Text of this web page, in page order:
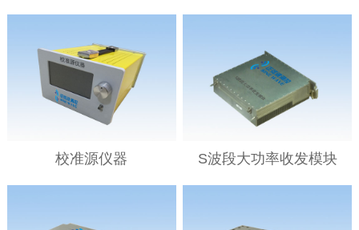
校准源仪器 S波段大功率收发模块